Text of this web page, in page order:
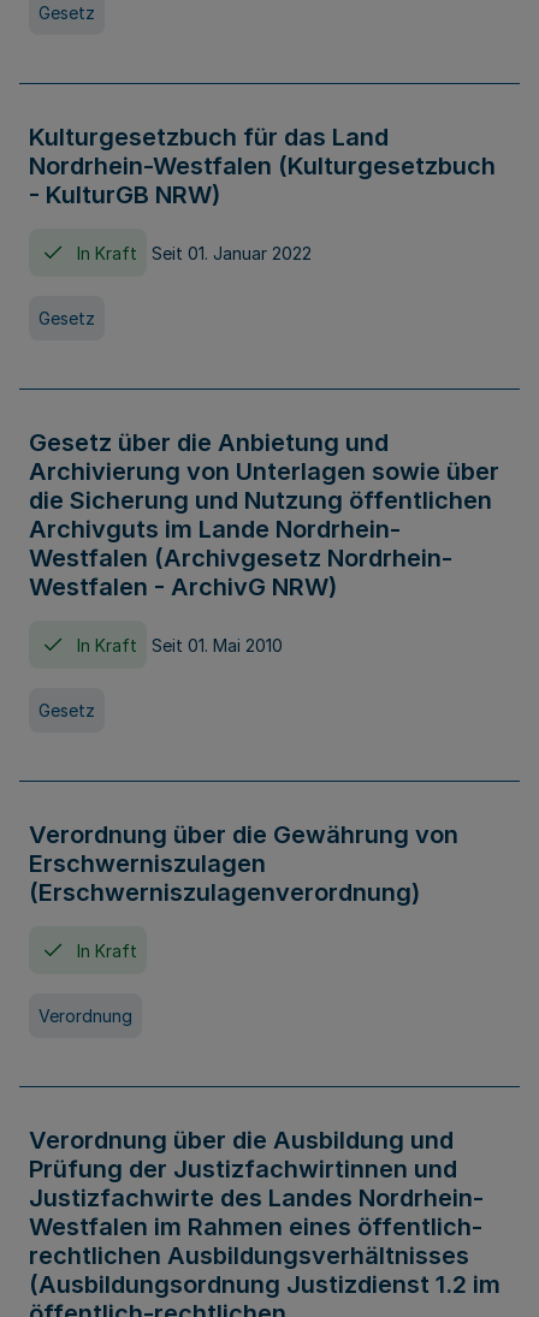
Gesetz
Kulturgesetzbuch für das Land
Nordrhein-Westfalen (Kulturgesetzbuch
- KulturGB NRW)
In Kraft Seit 01. Januar 2022
Gesetz
Gesetz über die Anbietung und
Archivierung von Unterlagen sowie über
die Sicherung und Nutzung öffentlichen
Archivguts im Lande Nordrhein-
Westfalen (Archivgesetz Nordrhein-
Westfalen - ArchivG NRW)
In Kraft Seit 01. Mai 2010
Gesetz
Verordnung über die Gewährung von
Erschwerniszulagen
(Erschwerniszulagenverordnung)
In Kraft
Verordnung
Verordnung über die Ausbildung und
Prüfung der Justizfachwirtinnen und
Justizfachwirte des Landes Nordrhein-
Westfalen im Rahmen eines öffentlich-
rechtlichen Ausbildungsverhältnisses
(Ausbildungsordnung Justizdienst 1.2 im